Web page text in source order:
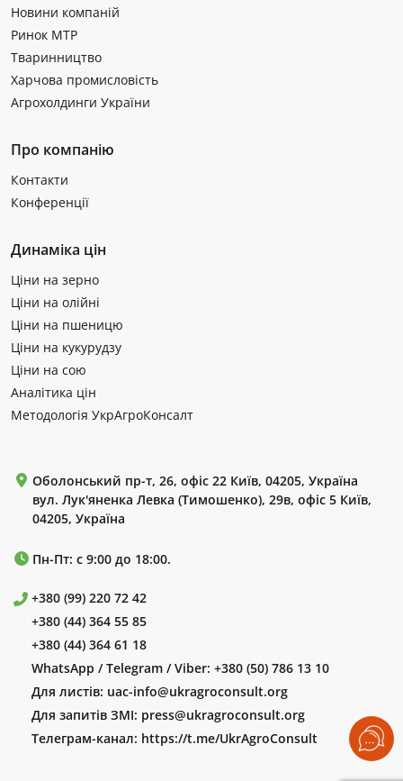
Новини компаній
Ринок МТР
Тваринництво
Харчова промисловість
Агрохолдинги України
Про компанію
Контакти
Конференції
Динаміка цін
Ціни на зерно
Ціни на олійні
Ціни на пшеницю
Ціни на кукурудзу
Ціни на сою
Аналітика цін
Методологія УкрАгроКонсалт
Оболонський пр-т, 26, офіс 22 Київ, 04205, Україна
вул. Лук'яненка Левка (Тимошенко), 29в, офіс 5 Київ,
04205, Україна
Пн-Пт: с 9:00 до 18:00.
+380 (99) 220 72 42
+380 (44) 364 55 85
+380 (44) 364 61 18
WhatsApp / Telegram / Viber: +380 (50) 786 13 10
Для листів: uac-info@ukragroconsult.org
Для запитів ЗМІ: press@ukragroconsult.org
Телеграм-канал: https://t.me/UkrAgroConsult